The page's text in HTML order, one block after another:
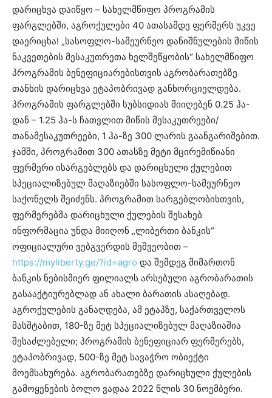
დარიცხვა დაიწყო – სახელმწიფო პროგრამის
ფარგლებში, აგროქულები 40 ათასამდე ფერმერს უკვე
დაერიცხა! „სასოფლო-სამეურნეო დანიშნულების მიწის
ნაკვეთების მესაკუთრეთა ხელშეწყობის“ სახელმწიფო
პროგრამის ბენეფიციარებისთვის აგრობარათებზე
თანხის დარიცხვა ეტაპობრივად განხორციელდება.
პროგრამის ფარგლებში სუბსიდიას მიიღებენ 0.25 ჰა-
დან – 1.25 ჰა-ს ჩათვლით მიწის მესაკუთრეები/
თანამესაკუთრეები, 1 ჰა-ზე 300 ლარის გაანგარიშებით.
ჯამში, პროგრამით 300 ათასზე მეტი მცირემიწიანი
ფერმერი ისარგებლებს და დარიცხული ქულებით
სპეციალიზებულ მაღაზიებში სასოფლო-სამეურნეო
საქონელს შეიძენს. პროგრამით სარგებლობისთვის,
ფერმერებმა დარიცხული ქულების შესახებ
ინფორმაცია უნდა მიიღონ „ლიბერთი ბანკის“
ოფიციალური ვებგვერდის მეშვეობით –
https://myliberty.ge/?id=agro და შემდეგ მიმართონ
ბანკის ნებისმიერ ფილიალს არსებული აგრობარათის
გასააქტიურებლად ან ახალი ბარათის ასაღებად.
აგროქულების განაღდება, ამ ეტაპზე, საქართველოს
მასშტაბით, 180-ზე მეტ სპეციალიზებულ მაღაზიაშია
შესაძლებელი; პროგრამის ბენეფიციარ ფერმერებს,
ეტაპობრივად, 500-ზე მეტ სავაჭრო ობიექტი
მოემსახურება. აგრობარათებზე დარიცხული ქულების
გამოყენების ბოლო ვადაა 2022 წლის 30 ნოემბერი.